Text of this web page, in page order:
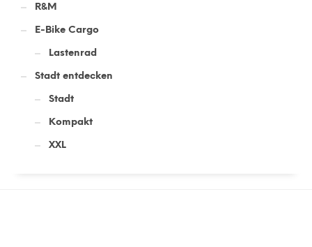
R&M
E-Bike Cargo
Lastenrad
Stadt entdecken
Stadt
Kompakt
XXL